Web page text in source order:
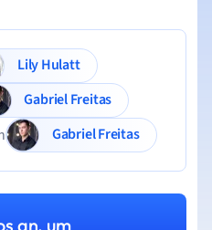
Lily Hulatt
Gabriel Freitas
Gabriel Freitas
an, um